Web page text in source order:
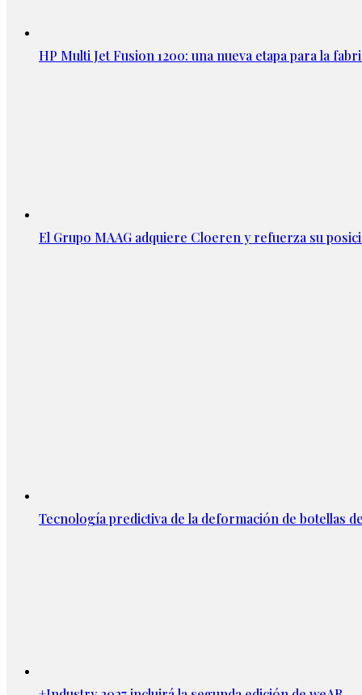
HP Multi Jet Fusion 1200: una nueva etapa para la
El Grupo MAAG adquiere Cloeren y refuerza su
Tecnología predictiva de la deformación de botellas